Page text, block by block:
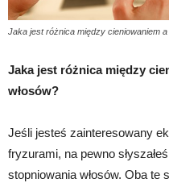
Jaka jest różnica między cieniowaniem a
Jaka jest różnica między
włosów?
Jeśli jesteś zainteresowany
fryzurami, na pewno
stopniowania włosów. Oba te